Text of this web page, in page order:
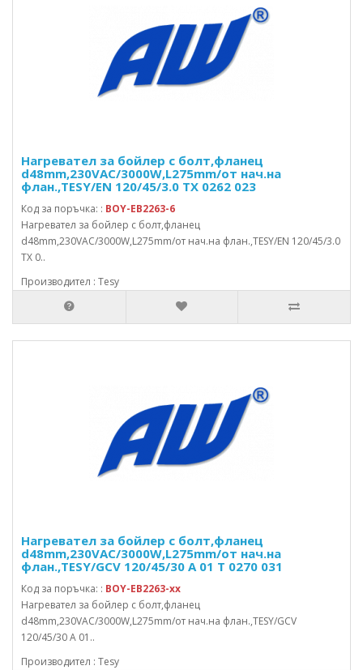
Нагревател за бойлер с болт,фланец
d48mm,230VAC/3000W,L275mm/от нач.на
флан.,TESY/EN 120/45/3.0 TX 0262 023
Код за поръчка: : BOY-EB2263-6
Нагревател за бойлер с болт,фланец
d48mm,230VAC/3000W,L275mm/от нач.на флан.,TESY/EN 120/45/3.0
TX 0..
Производител : Tesy
Нагревател за бойлер с болт,фланец
d48mm,230VAC/3000W,L275mm/от нач.на
флан.,TESY/GCV 120/45/30 A 01 T 0270 031
Код за поръчка: : BOY-EB2263-xx
Нагревател за бойлер с болт,фланец
d48mm,230VAC/3000W,L275mm/от нач.на флан.,TESY/GCV
120/45/30 A 01..
Производител : Tesy